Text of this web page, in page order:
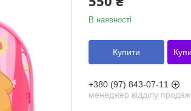
В наявності
Купити
+380 (97) 843-07-11
менеджер відділу